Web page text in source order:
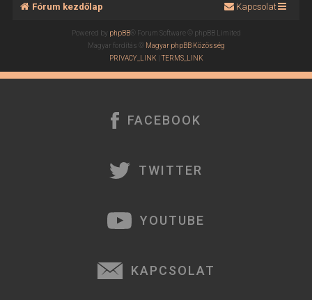
Fórum kezdőlap Kapcsolat
Powered by phpBB® Forum Software © phpBB Limited
Magyar fordítás © Magyar phpBB Közösség
PRIVACY_LINK |TERMS_LINK
FACEBOOK
TWITTER
YOUTUBE
KAPCSOLAT